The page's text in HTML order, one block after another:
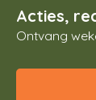
Acties,
Ontvang